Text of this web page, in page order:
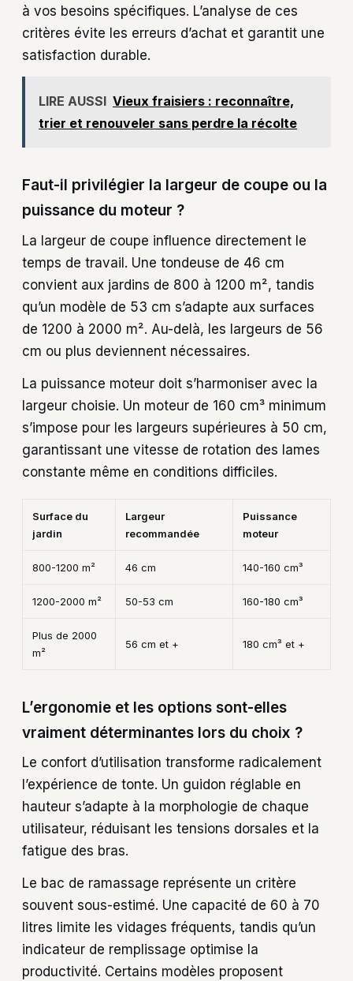
à vos besoins spécifiques. L’analyse de ces
critères évite les erreurs d’achat et garantit une
satisfaction durable.
LIRE AUSSI Vieux fraisiers : reconnaître,
trier et renouveler sans perdre la récolte
Faut-il privilégier la largeur de coupe ou la
puissance du moteur ?
La largeur de coupe influence directement le
temps de travail. Une tondeuse de 46 cm
convient aux jardins de 800 à 1200 m², tandis
qu’un modèle de 53 cm s’adapte aux surfaces
de 1200 à 2000 m². Au-delà, les largeurs de 56
cm ou plus deviennent nécessaires.
La puissance moteur doit s’harmoniser avec la
largeur choisie. Un moteur de 160 cm³ minimum
s’impose pour les largeurs supérieures à 50 cm,
garantissant une vitesse de rotation des lames
constante même en conditions difficiles.
Surface du
jardin
Largeur
recommandée
Puissance
moteur
800-1200 m² 46 cm 140-160 cm³
1200-2000 m² 50-53 cm 160-180 cm³
Plus de 2000
m²
56 cm et + 180 cm³ et +
L’ergonomie et les options sont-elles
vraiment déterminantes lors du choix ?
Le confort d’utilisation transforme radicalement
l’expérience de tonte. Un guidon réglable en
hauteur s’adapte à la morphologie de chaque
utilisateur, réduisant les tensions dorsales et la
fatigue des bras.
Le bac de ramassage représente un critère
souvent sous-estimé. Une capacité de 60 à 70
litres limite les vidages fréquents, tandis qu’un
indicateur de remplissage optimise la
productivité. Certains modèles proposent